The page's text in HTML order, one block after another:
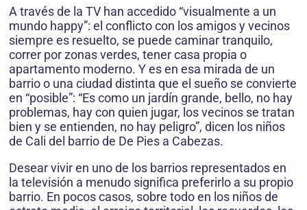
A través de la TV han accedido “visualmente a un
mundo happy”: el conflicto con los amigos y vecinos
siempre es resuelto, se puede caminar tranquilo,
correr por zonas verdes, tener casa propia o
apartamento moderno. Y es en esa mirada de un
barrio o una ciudad distinta que el sueño se convierte
en “posible”: “Es como un jardín grande, bello, no hay
problemas, hay con quien jugar, los vecinos se tratan
bien y se entienden, no hay peligro”, dicen los niños
de Cali del barrio de De Pies a Cabezas.
Desear vivir en uno de los barrios representados en
la televisión a menudo significa preferirlo a su propio
barrio. En pocos casos, sobre todo en los niños de